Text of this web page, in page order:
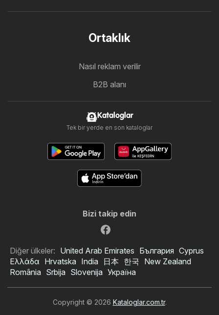
Ortaklık
Nasıl reklam verilir
B2B alanı
Kataloglar
Tek bir yerde en son kataloglar
Bizi takip edin
Diğer ülkeler: United Arab Emirates България Cyprus
Ελλάδα Hrvatska India 日本 한국 New Zealand
România Srbija Slovenija Україна
Copyright © 2026 Kataloglar.com.tr.